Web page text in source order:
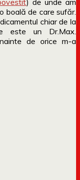
boală de care sufăr.
chiar de la
este un Dr.Max.
de orice m-a